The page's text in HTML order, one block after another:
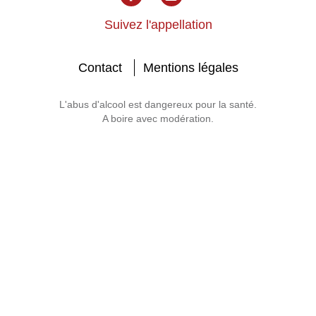
Suivez l'appellation
Contact Mentions légales
L'abus d'alcool est dangereux pour la santé.
A boire avec modération.